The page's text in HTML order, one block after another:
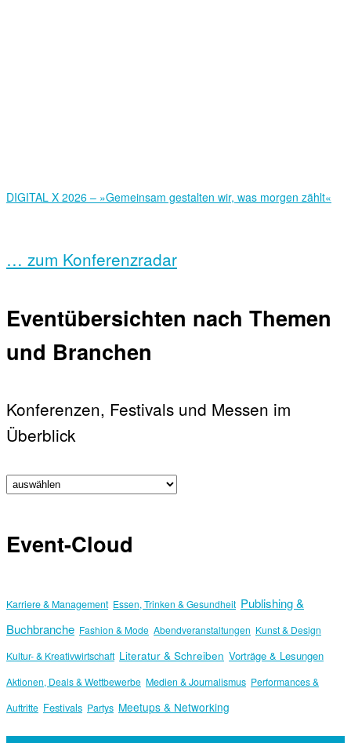
DIGITAL X 2026 – »Gemeinsam gestalten wir, was morgen zählt«
… zum Konferenzradar
Eventübersichten nach Themen
und Branchen
Konferenzen, Festivals und Messen im
Überblick
Event-Cloud
Karriere & Management Essen, Trinken & Gesundheit Publishing &
Buchbranche Fashion & Mode Abendveranstaltungen Kunst & Design
Kultur- & Kreativwirtschaft Literatur & Schreiben Vorträge & Lesungen
Aktionen, Deals & Wettbewerbe Medien & Journalismus Performances &
Auftritte Festivals Partys Meetups & Networking